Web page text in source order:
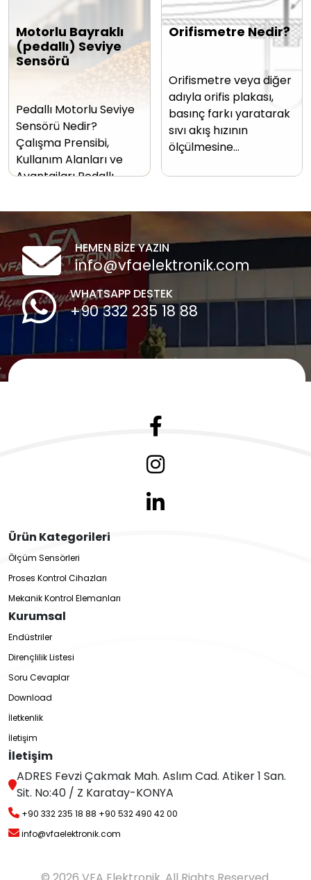
Motorlu Bayraklı
(pedallı) Seviye
Sensörü
Pedallı Motorlu Seviye
Sensörü Nedir?
Çalışma Prensibi,
Kullanım Alanları ve
Avantajları Pedallı…
Orifismetre Nedir?
Orifismetre veya diğer
adıyla orifis plakası,
basınç farkı yaratarak
sıvı akış hızının
ölçülmesine…
HEMEN BİZE YAZIN
info@vfaelektronik.com
WHATSAPP DESTEK
+90 332 235 18 88
Ürün Kategorileri
Ölçüm Sensörleri
Proses Kontrol Cihazları
Mekanik Kontrol Elemanları
Kurumsal
Endüstriler
Dirençlilik Listesi
Soru Cevaplar
Download
İletkenlik
İletişim
İletişim
ADRES Fevzi Çakmak Mah. Aslım Cad. Atiker 1 San.
Sit. No:40 / Z Karatay-KONYA
+90 332 235 18 88 +90 532 490 42 00
info@vfaelektronik.com